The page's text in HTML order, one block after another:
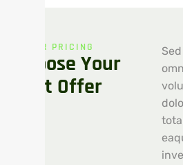
OUR PRICING
Choose Your
Best Offer